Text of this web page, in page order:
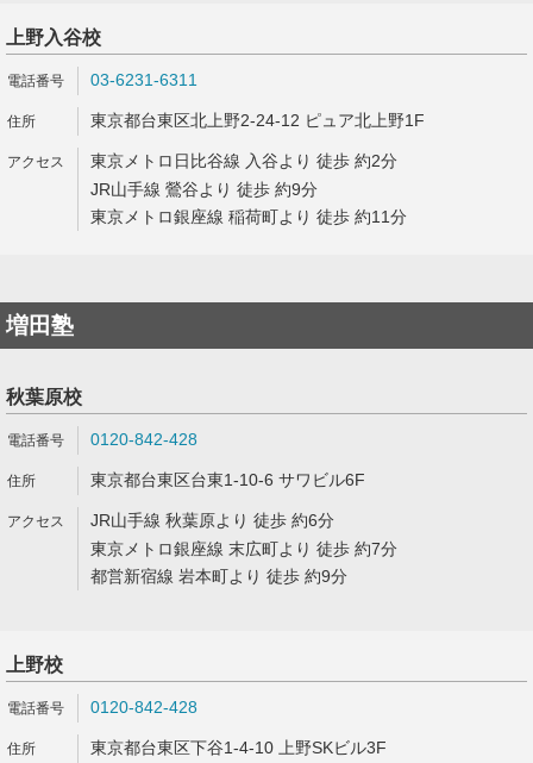
上野入谷校
03-6231-6311
東京都台東区北上野2-24-12 ピュア北上野1F
東京メトロ日比谷線 入谷より 徒歩 約2分
JR山手線 鶯谷より 徒歩 約9分
東京メトロ銀座線 稲荷町より 徒歩 約11分
増田塾
秋葉原校
0120-842-428
東京都台東区台東1-10-6 サワビル6F
JR山手線 秋葉原より 徒歩 約6分
東京メトロ銀座線 末広町より 徒歩 約7分
都営新宿線 岩本町より 徒歩 約9分
上野校
0120-842-428
東京都台東区下谷1-4-10 上野SKビル3F